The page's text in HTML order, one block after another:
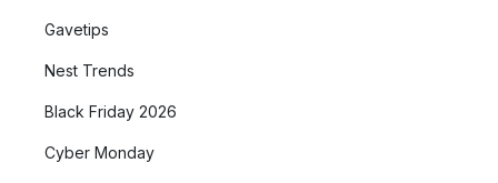
Gavetips
Nest Trends
Black Friday 2026
Cyber Monday